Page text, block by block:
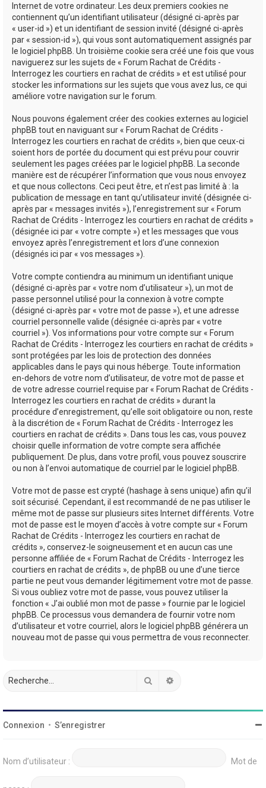
Internet de votre ordinateur. Les deux premiers cookies ne
contiennent qu’un identifiant utilisateur (désigné ci-après par
« user-id ») et un identifiant de session invité (désigné ci-après
par « session-id »), qui vous sont automatiquement assignés par
le logiciel phpBB. Un troisième cookie sera créé une fois que vous
naviguerez sur les sujets de « Forum Rachat de Crédits -
Interrogez les courtiers en rachat de crédits » et est utilisé pour
stocker les informations sur les sujets que vous avez lus, ce qui
améliore votre navigation sur le forum.
Nous pouvons également créer des cookies externes au logiciel
phpBB tout en naviguant sur « Forum Rachat de Crédits -
Interrogez les courtiers en rachat de crédits », bien que ceux-ci
soient hors de portée du document qui est prévu pour couvrir
seulement les pages créées par le logiciel phpBB. La seconde
manière est de récupérer l’information que vous nous envoyez
et que nous collectons. Ceci peut être, et n’est pas limité à : la
publication de message en tant qu’utilisateur invité (désignée ci-
après par « messages invités »), l’enregistrement sur « Forum
Rachat de Crédits - Interrogez les courtiers en rachat de crédits »
(désignée ici par « votre compte ») et les messages que vous
envoyez après l’enregistrement et lors d’une connexion
(désignés ici par « vos messages »).
Votre compte contiendra au minimum un identifiant unique
(désigné ci-après par « votre nom d’utilisateur »), un mot de
passe personnel utilisé pour la connexion à votre compte
(désigné ci-après par « votre mot de passe »), et une adresse
courriel personnelle valide (désignée ci-après par « votre
courriel »). Vos informations pour votre compte sur « Forum
Rachat de Crédits - Interrogez les courtiers en rachat de crédits »
sont protégées par les lois de protection des données
applicables dans le pays qui nous héberge. Toute information
en-dehors de votre nom d’utilisateur, de votre mot de passe et
de votre adresse courriel requise par « Forum Rachat de Crédits -
Interrogez les courtiers en rachat de crédits » durant la
procédure d’enregistrement, qu’elle soit obligatoire ou non, reste
à la discrétion de « Forum Rachat de Crédits - Interrogez les
courtiers en rachat de crédits ». Dans tous les cas, vous pouvez
choisir quelle information de votre compte sera affichée
publiquement. De plus, dans votre profil, vous pouvez souscrire
ou non à l’envoi automatique de courriel par le logiciel phpBB.
Votre mot de passe est crypté (hashage à sens unique) afin qu’il
soit sécurisé. Cependant, il est recommandé de ne pas utiliser le
même mot de passe sur plusieurs sites Internet différents. Votre
mot de passe est le moyen d’accès à votre compte sur « Forum
Rachat de Crédits - Interrogez les courtiers en rachat de
crédits », conservez-le soigneusement et en aucun cas une
personne affiliée de « Forum Rachat de Crédits - Interrogez les
courtiers en rachat de crédits », de phpBB ou une d’une tierce
partie ne peut vous demander légitimement votre mot de passe.
Si vous oubliez votre mot de passe, vous pouvez utiliser la
fonction « J’ai oublié mon mot de passe » fournie par le logiciel
phpBB. Ce processus vous demandera de fournir votre nom
d’utilisateur et votre courriel, alors le logiciel phpBB générera un
nouveau mot de passe qui vous permettra de vous reconnecter.
Rechercher
Connexion • S’enregistrer
Nom d’utilisateur : Mot de